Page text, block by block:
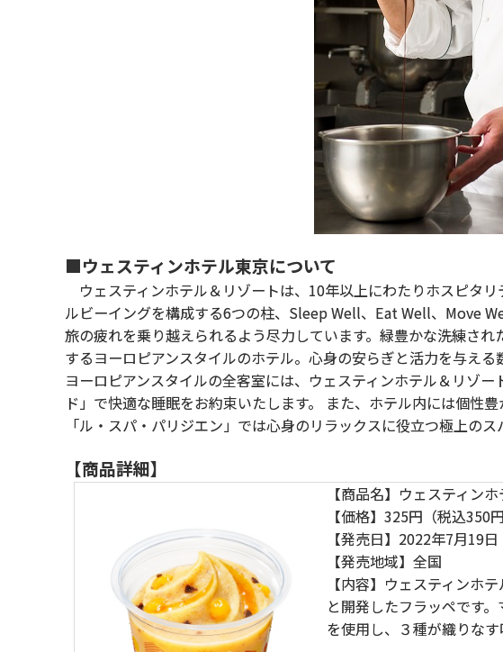
■ウェスティンホテル東京について
ウェスティンホテル＆リゾートは、10年以上にわたりホスピタ
ルビーイングを構成する6つの柱、Sleep Well、Eat Well、Move
旅の疲れを乗り越えられるよう尽力しています。緑豊かな洗練さ
するヨーロピアンスタイルのホテル。心身の安らぎと活力を与え
ヨーロピアンスタイルの全客室には、ウェスティンホテル＆リゾ
ド」で快適な睡眠をお約束いたします。 また、ホテル内には個性
「ル・スパ・パリジエン」では心身のリラックスに役立つ極上のス
【商品詳細】
【商品名】ウェスティン
【価格】325円（税込350円
【発売日】2022年7月19日
【発売地域】全国
【内容】ウェスティンホ
と開発したフラッペです
を使用し、３種が織りな